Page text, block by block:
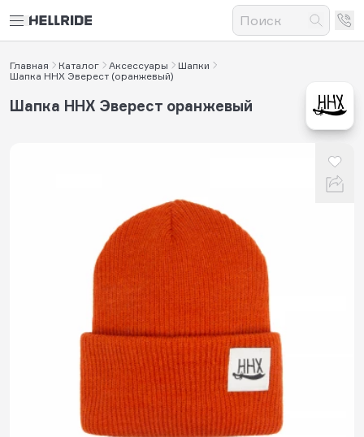
Главная Каталог Аксессуары
Шапки
Шапка HHX Эверест (оранжевый)
Шапка HHX Эверест оранжевый